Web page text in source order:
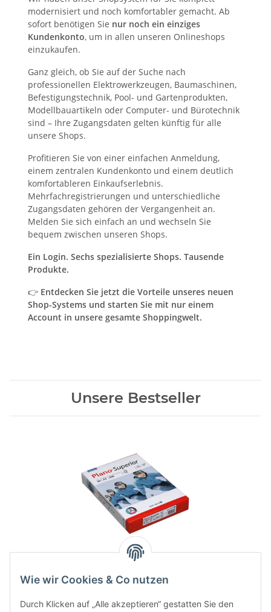
Wie wir Cookies & Co nutzen
Durch Klicken auf „Alle akzeptieren“ gestatten Sie den
modernisiert und noch komfortabler gemacht. Ab
sofort benötigen Sie nur noch ein einziges
Kundenkonto, um in allen unseren Onlineshops
einzukaufen.
Ganz gleich, ob Sie auf der Suche nach
professionellen Elektrowerkzeugen, Baumaschinen,
Befestigungstechnik, Pool- und Gartenprodukten,
Modellbauartikeln oder Computer- und Bürotechnik
sind – Ihre Zugangsdaten gelten künftig für alle
unsere Shops.
Profitieren Sie von einer einfachen Anmeldung,
einem zentralen Kundenkonto und einem deutlich
komfortableren Einkaufserlebnis.
Mehrfachregistrierungen und unterschiedliche
Zugangsdaten gehören der Vergangenheit an.
Melden Sie sich einfach an und wechseln Sie
bequem zwischen unseren Shops.
Ein Login. Sechs spezialisierte Shops. Tausende
Produkte.
👉 Entdecken Sie jetzt die Vorteile unseres neuen
Shop-Systems und starten Sie mit nur einem
Account in unsere gesamte Shoppingwelt.
Unsere Bestseller
Plano® Kopierpapier
500 Blatt
8,36 €*